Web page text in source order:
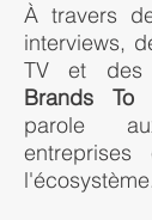
À travers
interviews,
TV et des
Brands To
parole